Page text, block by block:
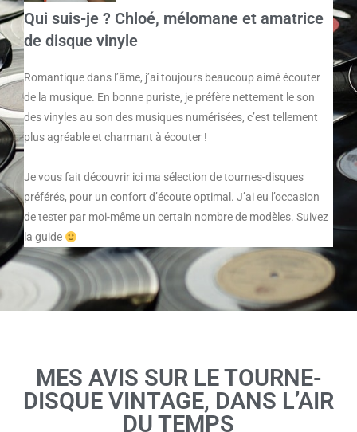
Qui suis-je ? Chloé, mélomane et amatrice
de disque vinyle
Romantique dans l’âme, j’ai toujours beaucoup aimé écouter
de la musique. En bonne puriste, je préfère nettement le son
des vinyles au son des musiques numérisées, c’est tellement
plus agréable et charmant à écouter !
Je vous fait découvrir ici ma sélection de tournes-disques
préférés, pour un confort d’écoute optimal. J’ai eu l’occasion
de tester par moi-même un certain nombre de modèles. Suivez
la guide
MES AVIS SUR LE TOURNE-
DISQUE VINTAGE, DANS L’AIR
DU TEMPS